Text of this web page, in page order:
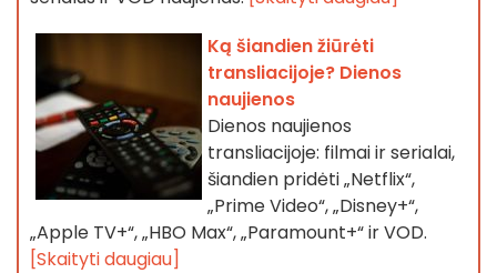
Ką šiandien žiūrėti
transliacijoje? Dienos
naujienos
Dienos naujienos
transliacijoje: filmai ir serialai,
šiandien pridėti „Netflix“,
„Prime Video“, „Disney+“,
„Apple TV+“, „HBO Max“, „Paramount+“ ir VOD.
[Skaityti daugiau]